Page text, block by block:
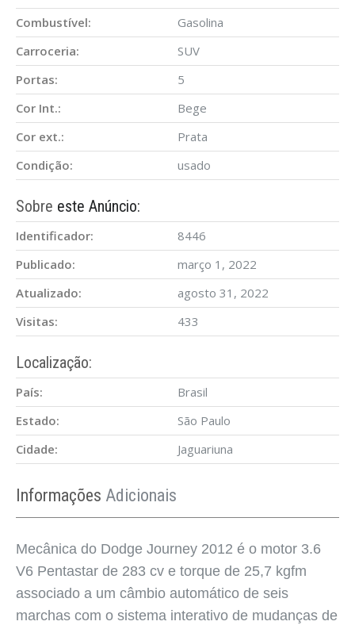
Combustível:
Gasolina
Carroceria:
SUV
Portas:
5
Cor Int.:
Bege
Cor ext.:
Prata
Condição:
usado
Sobre este Anúncio:
Identificador:
8446
Publicado:
março 1, 2022
Atualizado:
agosto 31, 2022
Visitas:
433
Localização:
País:
Brasil
Estado:
São Paulo
Cidade:
Jaguariuna
Informações Adicionais
Mecânica do Dodge Journey 2012 é o motor 3.6
V6 Pentastar de 283 cv e torque de 25,7 kgfm
associado a um câmbio automático de seis
marchas com o sistema interativo de mudanças de